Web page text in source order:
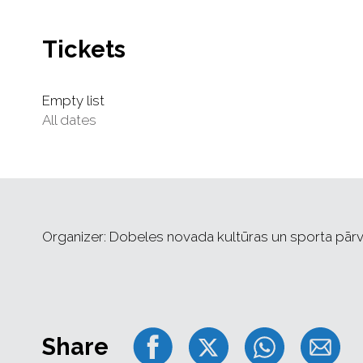
Tickets
Empty list
All dates
Organizer: Dobeles novada kultūras un sporta
Share